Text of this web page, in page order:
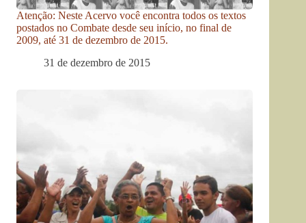
Atenção: Neste Acervo você encontra todos os textos
postados no Combate desde seu início, no final de
2009, até 31 de dezembro de 2015.
31 de dezembro de 2015